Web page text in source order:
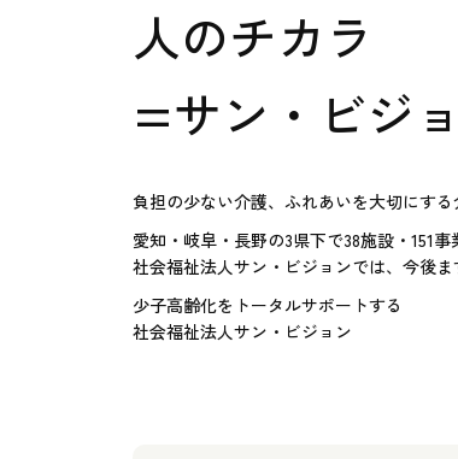
人のチカラ
=サン・ビジ
負担の少ない介護、ふれあいを大切にす
愛知・岐阜・長野の3県下で38施設・151
社会福祉法人サン・ビジョンでは、今後
少子高齢化をトータルサポートする
社会福祉法人サン・ビジョン